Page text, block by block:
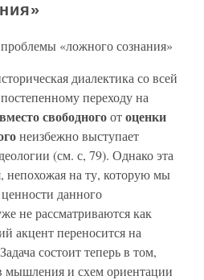
«ложного сознания»
диалектика со всей
переходу на
вместо свободногоотоценки
неизбежно выступает
(см. с, 79). Однако эта
непохожая на ту, которую мы
данного
не рассматриваются как
акцент переносится на
состоит теперь в том,
мышления и схем ориентации